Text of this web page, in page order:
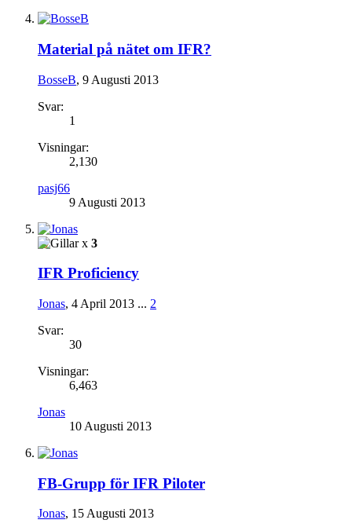
Material på nätet om IFR?
BosseB, 9 Augusti 2013
Svar:
1
Visningar:
2,130
pasj66
9 Augusti 2013
x 3
IFR Proficiency
Jonas, 4 April 2013 ... 2
Svar:
30
Visningar:
6,463
Jonas
10 Augusti 2013
FB-Grupp för IFR Piloter
Jonas, 15 Augusti 2013